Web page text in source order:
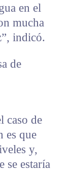
en el
mucha
indicó.
de
caso de
es que
y,
se estaría